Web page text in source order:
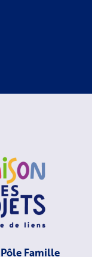
Pôle Famille